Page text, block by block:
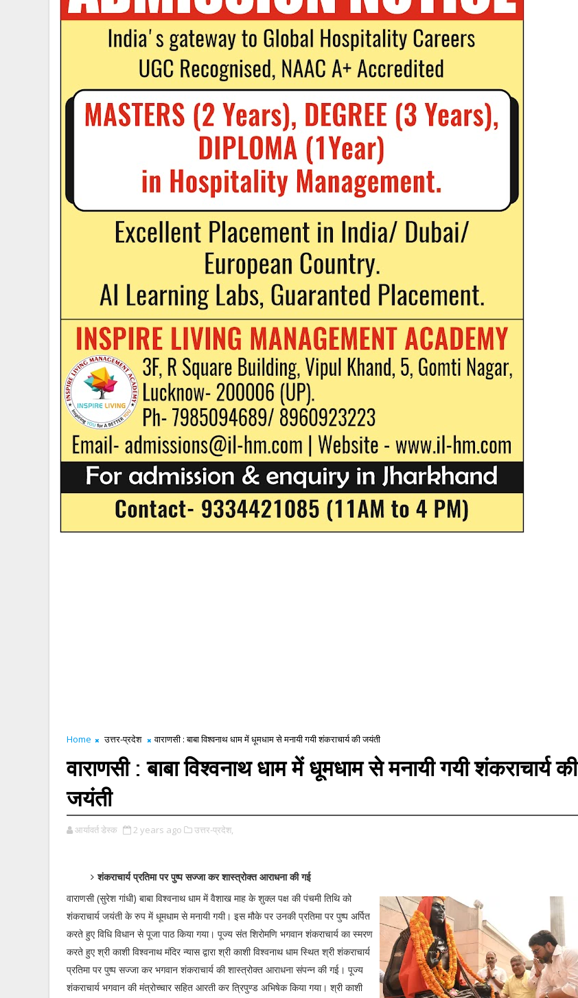
Home उत्तर-प्रदेश वाराणसी : बाबा विश्वनाथ धाम में धूमधाम से मनायी गयी शंकराचार्य की जयंती
वाराणसी : बाबा विश्वनाथ धाम में धूमधाम से मनायी गयी शंकराचार्य की
जयंती
आर्यावर्त डेस्क 2 years ago उत्तर-प्रदेश,
शंकराचार्य प्रतिमा पर पुष्प सज्जा कर शास्त्रोक्त आराधना की गई
वाराणसी (सुरेश गांधी) बाबा विश्वनाथ धाम में वैशाख माह के शुक्ल पक्ष की पंचमी तिथि को
शंकराचार्य जयंती के रुप में धूमधाम से मनायी गयी। इस मौके पर उनकी प्रतिमा पर पुष्प अर्पित
करते हुए विधि विधान से पूजा पाठ किया गया। पूज्य संत शिरोमणि भगवान शंकराचार्य का स्मरण
करते हुए श्री काशी विश्वनाथ मंदिर न्यास द्वारा श्री काशी विश्वनाथ धाम स्थित श्री शंकराचार्य
प्रतिमा पर पुष्प सज्जा कर भगवान शंकराचार्य की शास्त्रोक्त आराधना संपन्न की गई। पूज्य
शंकराचार्य भगवान की मंत्रोच्चार सहित आरती कर त्रिपुण्ड अभिषेक किया गया। श्री काशी